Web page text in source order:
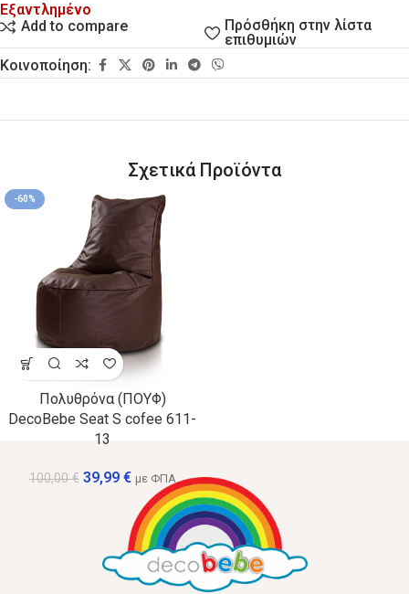
Εξαντλημένο
Add to compare
Πρόσθήκη στην λίστα
επιθυμιών
Κοινοποίηση:
Σχετικά Προϊόντα
-60%
Πολυθρόνα (ΠΟΥΦ)
DecoBebe Seat S cofee 611-
13
100,00€ 39,99 € με ΦΠΑ